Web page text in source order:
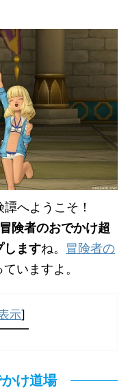
へようこそ！
険者のおでかけ超
しますね。 冒険者の
いますよ。
示]
け道場